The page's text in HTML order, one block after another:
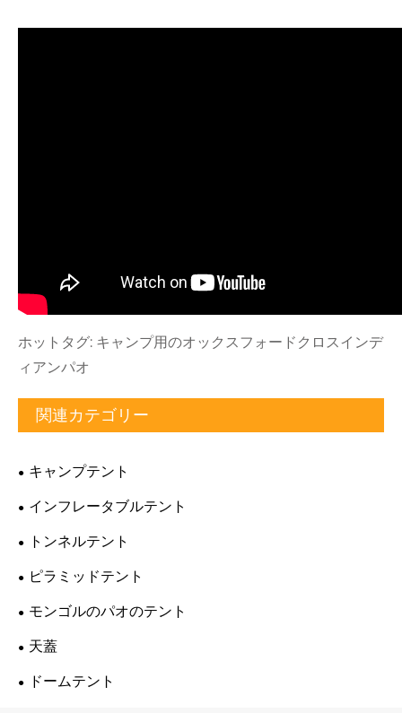
ホットタグ: キャンプ用のオックスフォードクロスインデ
ィアンパオ
関連カテゴリー
キャンプテント
インフレータブルテント
トンネルテント
ピラミッドテント
モンゴルのパオのテント
天蓋
ドームテント